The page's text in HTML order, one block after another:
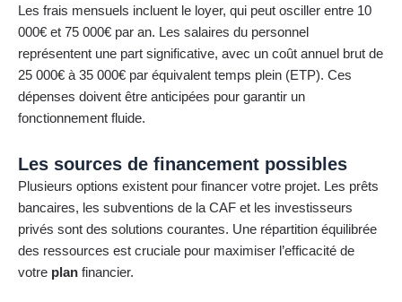
Les frais mensuels incluent le loyer, qui peut osciller entre 10
000€ et 75 000€ par an. Les salaires du personnel
représentent une part significative, avec un coût annuel brut de
25 000€ à 35 000€ par équivalent temps plein (ETP). Ces
dépenses doivent être anticipées pour garantir un
fonctionnement fluide.
Les sources de financement possibles
Plusieurs options existent pour financer votre projet. Les prêts
bancaires, les subventions de la CAF et les investisseurs
privés sont des solutions courantes. Une répartition équilibrée
des ressources est cruciale pour maximiser l’efficacité de
votre plan financier.